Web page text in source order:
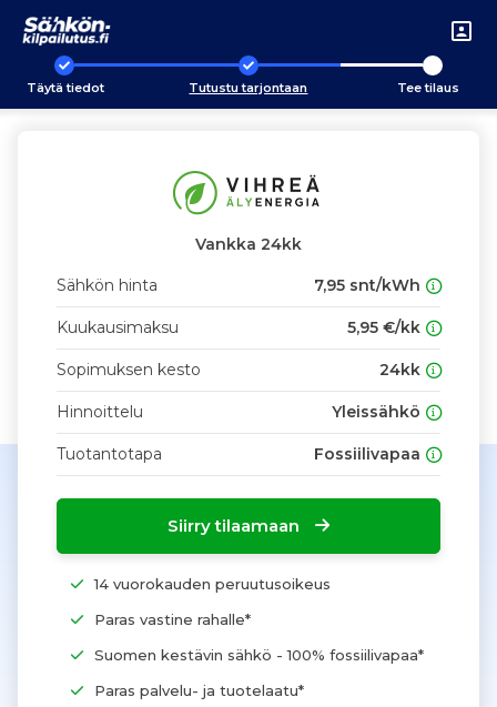
Täytä tiedot Tutustu tarjontaan Tee tilaus
Vankka 24kk
Sähkön hinta 7,95 snt/kWh
Kuukausimaksu 5,95 €/kk
Sopimuksen kesto 24kk
Hinnoittelu Yleissähkö
Tuotantotapa Fossiilivapaa
Siirry tilaamaan
14 vuorokauden peruutusoikeus
Paras vastine rahalle*
Suomen kestävin sähkö - 100% fossiilivapaa*
Paras palvelu- ja tuotelaatu*